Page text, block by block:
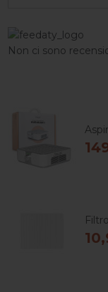
Non ci sono